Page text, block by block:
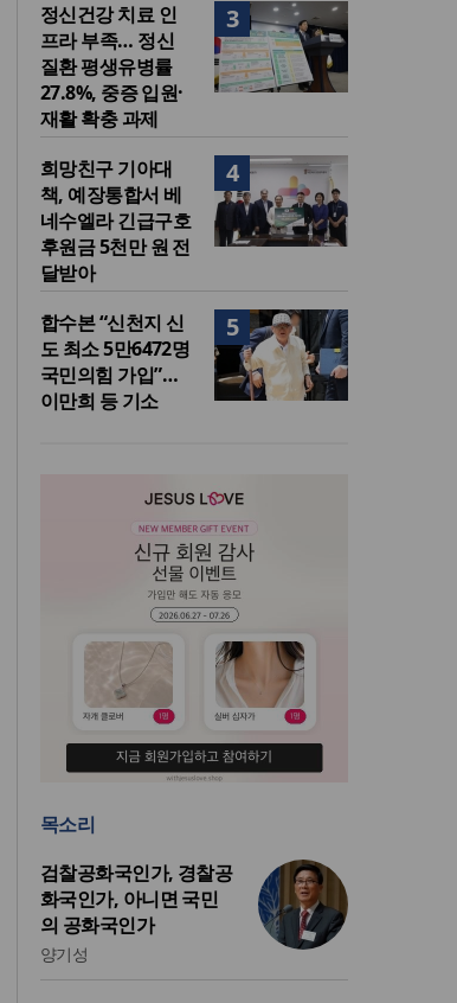
3
정신건강 치료 인
프라 부족… 정신
질환 평생유병률
27.8%, 중증 입원·
재활 확충 과제
4
희망친구 기아대
책, 예장통합서 베
네수엘라 긴급구호
후원금 5천만 원 전
달받아
5
합수본 “신천지 신
도 최소 5만6472명
국민의힘 가입”…
이만희 등 기소
목소리
검찰공화국인가, 경찰공
화국인가, 아니면 국민
의 공화국인가
양기성